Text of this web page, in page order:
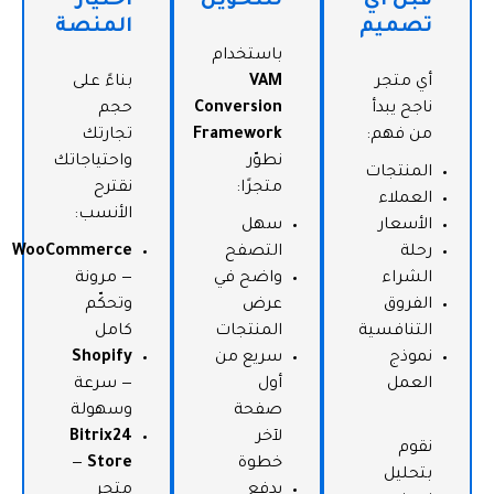
تصميم
أي متجر
ناجح يبدأ
من فهم:
المنتجات
العملاء
الأسعار
رحلة
الشراء
الفروق
التنافسية
نموذج
العمل
نقوم
بتحليل
باستخدام
VAM
Conversion
Framework
نطوّر
متجرًا:
سهل
التصفح
واضح في
عرض
المنتجات
سريع من
أول
صفحة
لآخر
خطوة
المنصة
بناءً على
حجم
تجارتك
واحتياجاتك
نقترح
الأنسب:
WooCommerce
— مرونة
وتحكّم
كامل
Shopify
— سرعة
وسهولة
Bitrix24
Store
—